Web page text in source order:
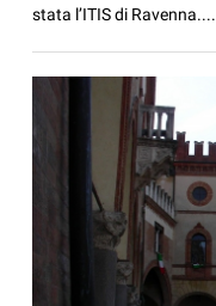
stata l’ITIS di Ravenna....